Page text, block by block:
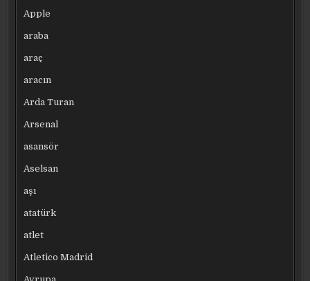
Apple
araba
araç
aracın
Arda Turan
Arsenal
asansör
Aselsan
aşı
atatürk
atlet
Atletico Madrid